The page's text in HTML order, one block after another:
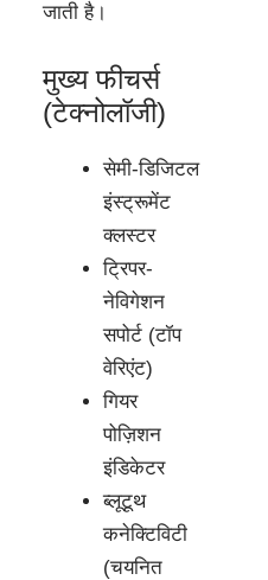
जाती है।
मुख्य फीचर्स
(टेक्नोलॉजी)
सेमी-डिजिटल
इंस्ट्रूमेंट
क्लस्टर
ट्रिपर-
नेविगेशन
सपोर्ट (टॉप
वेरिएंट)
गियर
पोज़िशन
इंडिकेटर
ब्लूटूथ
कनेक्टिविटी
(चयनित